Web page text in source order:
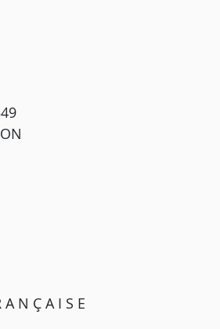
A N Ç A I S E